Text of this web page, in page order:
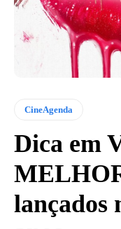
CineAgenda
Dica em
lançados